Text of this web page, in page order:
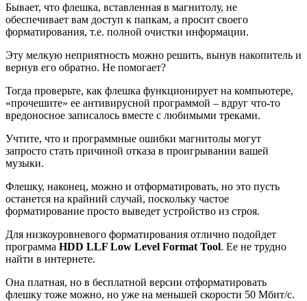
Бывает, что флешка, вставленная в магнитолу, не
обеспечивает вам доступ к папкам, а просит своего
форматирования, т.е. полной очистки информации.
Эту мелкую неприятность можно решить, вынув накопитель и
вернув его обратно. Не помогает?
Тогда проверьте, как флешка функционирует на компьютере,
«прочешите» ее антивирусной программой – вдруг что-то
вредоносное записалось вместе с любимыми треками.
Учтите, что и программные ошибки магнитолы могут
запросто стать причиной отказа в проигрывании вашей
музыки.
Флешку, наконец, можно и отформатировать, но это пусть
останется на крайний случай, поскольку частое
форматирование просто выведет устройство из строя.
Для низкоуровневого форматирования отлично подойдет
программа HDD LLF Low Level Format Tool. Ее не трудно
найти в интернете.
Она платная, но в бесплатной версии отформатировать
флешку тоже можно, но уже на меньшей скорости 50 Мбит/с.